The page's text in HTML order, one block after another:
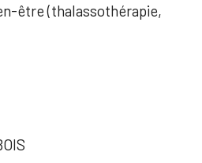
être (thalassothérapie,